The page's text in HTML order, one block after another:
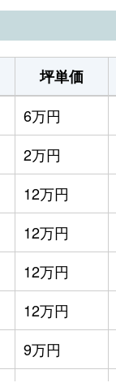
坪単価
6万円
2万円
12万円
12万円
12万円
12万円
9万円